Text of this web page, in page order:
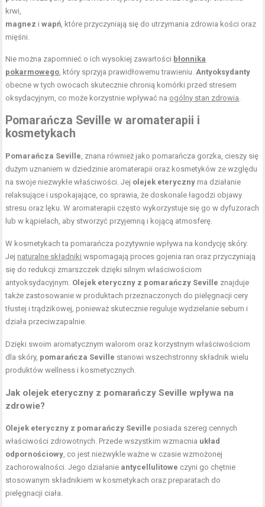
krwi,
magnez iwapń , które przyczyniają się do utrzymania zdrowia kości oraz
mięśni.
Nie można zapomnieć o ich wysokiej zawartości błonnika
pokarmowego , który sprzyja prawidłowemu trawieniu. Antyoksydanty
obecne w tych owocach skutecznie chronią komórki przed stresem
oksydacyjnym, co może korzystnie wpływać na ogólny stan zdrowia
Pomarańcza Seville w aromaterapii i
kosmetykach
Pomarańcza Seville , znana również jako pomarańcza gorzka, cieszy się
dużym uznaniem w dziedzinie aromaterapii oraz kosmetyków ze względu
na swoje niezwykłe właściwości. Jej olejek eteryczny ma działanie
relaksujące i uspokajające, co sprawia, że doskonale łagodzi objawy
stresu oraz lęku. W aromaterapii często wykorzystuje się go w dyfuzorach
lub w kąpielach, aby stworzyć przyjemną i kojącą atmosferę.
W kosmetykach ta pomarańcza pozytywnie wpływa na kondycję skóry.
Jej naturalne składniki wspomagają proces gojenia ran oraz przyczyniają
się do redukcji zmarszczek dzięki silnym właściwościom
antyoksydacyjnym. Olejek eteryczny z pomarańczy Seville znajduje
także zastosowanie w produktach przeznaczonych do pielęgnacji cery
tłustej i trądzikowej, ponieważ skutecznie reguluje wydzielanie sebum i
działa przeciwzapalnie.
Dzięki swoim aromatycznym walorom oraz korzystnym właściwościom
dla skóry, pomarańcza Seville stanowi wszechstronny składnik wielu
produktów wellness i kosmetycznych.
Jak olejek eteryczny z pomarańczy Seville wpływa na
zdrowie?
Olejek eteryczny z pomarańczy Seville posiada szereg cennych
właściwości zdrowotnych. Przede wszystkim wzmacnia układ
odpornościowy , co jest niezwykle ważne w czasie wzmożonej
zachorowalności. Jego działanie antycellulitowe czyni go chętnie
stosowanym składnikiem w kosmetykach oraz preparatach do
pielęgnacji ciała.